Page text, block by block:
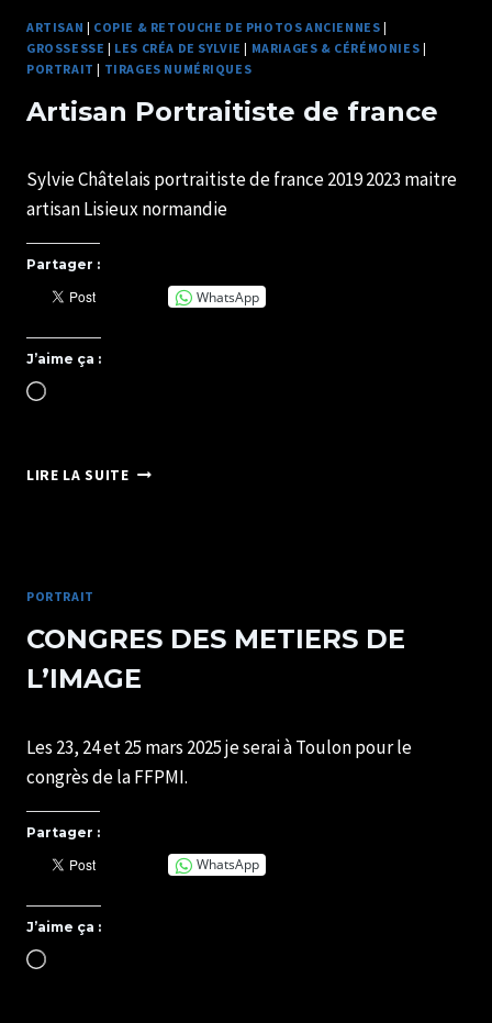
ARTISAN | COPIE & RETOUCHE DE PHOTOS ANCIENNES |
GROSSESSE | LES CRÉA DE SYLVIE | MARIAGES & CÉRÉMONIES |
PORTRAIT | TIRAGES NUMÉRIQUES
Artisan Portraitiste de france
U82599339
Sylvie Châtelais portraitiste de france 2019 2023 maitre
artisan Lisieux normandie
Partager :
WhatsApp
J’aime ça :
Chargement…
LIRE LA SUITEARTISAN
PORTRAIT
CONGRES DES METIERS DE
L’IMAGE
SYLVIE
CHATELAIS
Les 23, 24 et 25 mars 2025 je serai à Toulon pour le
congrès de la FFPMI.
Partager :
WhatsApp
J’aime ça :
Chargement…